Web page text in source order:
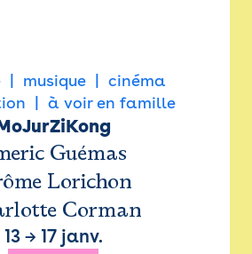
musique
cinéma
à voir en famille
Guémas
Lorichon
Corman
13→ 17 janv.